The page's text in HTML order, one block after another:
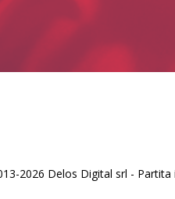
2026 Delos Digital srl - Partita